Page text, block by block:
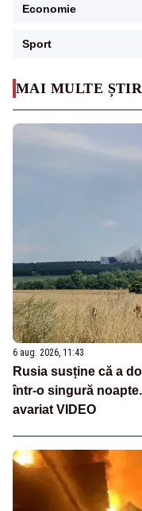
MAI MULTE
6 aug. 2026, 11:43
Rusia susține că a
într-o singură
avariat VIDEO
Economie
Sport